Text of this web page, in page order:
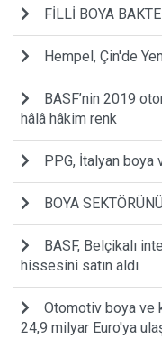
​FİLLİ BOYA
Hempel, Çin'de
BASF’nin 2019
hâlâ hâkim renk
PPG, İtalyan boya
BOYA
BASF, Belçikalı
hissesini satın aldı
Otomotiv boya ve
24,9 milyar Euro'ya